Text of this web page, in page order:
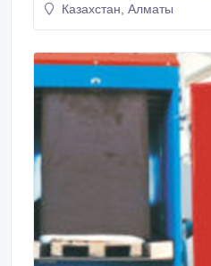
овощеводства, так и для цветоводства. Теплицы
Казахстан, Алматы